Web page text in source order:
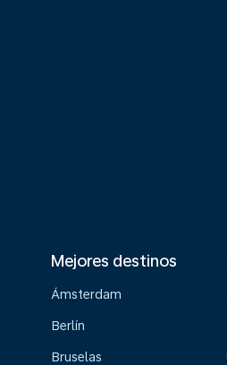
Mejores destinos
Ámsterdam
Berlín
Bruselas